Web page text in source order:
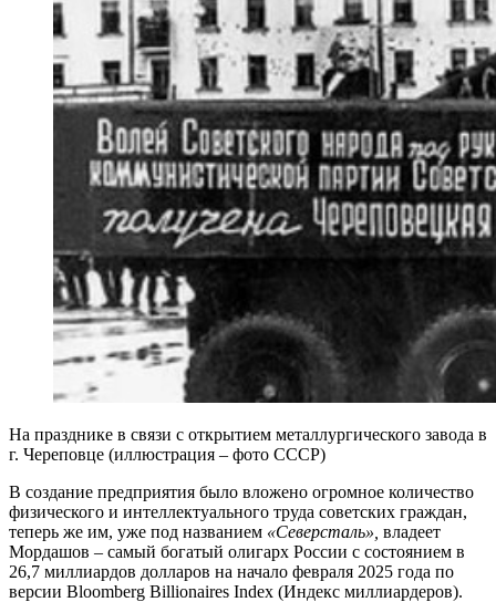
На празднике в связи с открытием металлургического завода в
г. Череповце (иллюстрация – фото СССР)
В создание предприятия было вложено огромное количество
физического и интеллектуального труда советских граждан,
теперь же им, уже под названием «Северсталь», владеет
Мордашов – самый богатый олигарх России с состоянием в
26,7 миллиардов долларов на начало февраля 2025 года по
версии Bloomberg Billionaires Index (Индекс миллиардеров).